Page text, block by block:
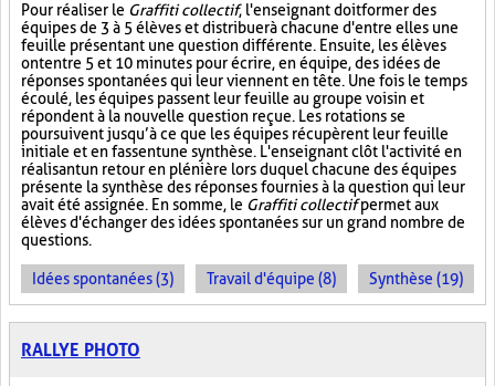
Pour réaliser le Graffiti collectif, l'enseignant doit former des
équipes de 3 à 5 élèves et distribuer à chacune d'entre elles une
feuille présentant une question différente. Ensuite, les élèves
ont entre 5 et 10 minutes pour écrire, en équipe, des idées de
réponses spontanées qui leur viennent en tête. Une fois le temps
écoulé, les équipes passent leur feuille au groupe voisin et
répondent à la nouvelle question reçue. Les rotations se
poursuivent jusqu’à ce que les équipes récupèrent leur feuille
initiale et en fassent une synthèse. L'enseignant clôt l'activité en
réalisant un retour en plénière lors duquel chacune des équipes
présente la synthèse des réponses fournies à la question qui leur
avait été assignée. En somme, le Graffiti collectifpermet aux
élèves d'échanger des idées spontanées sur un grand nombre de
questions.
Idées spontanées (3) Travail d'équipe (8) Synthèse (19)
RALLYE PHOTO